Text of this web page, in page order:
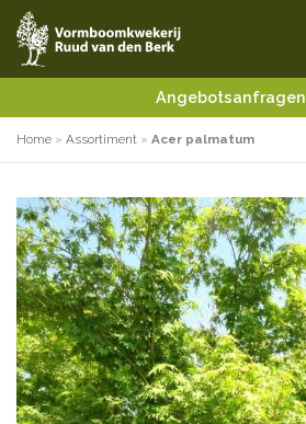
Angebotsanfragen
Home » Assortiment » Acer palmatum